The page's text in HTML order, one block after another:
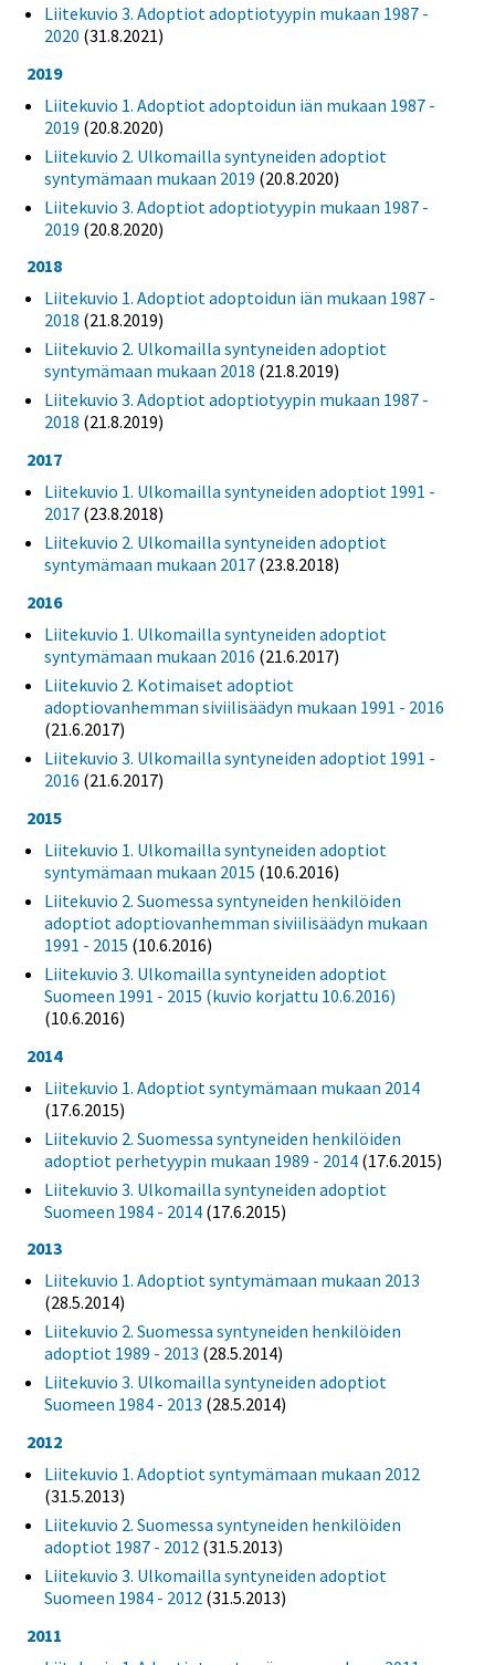
Liitekuvio 3. Adoptiot adoptiotyypin mukaan 1987 -
2020 (31.8.2021)
2019
Liitekuvio 1. Adoptiot adoptoidun iän mukaan 1987 -
2019 (20.8.2020)
Liitekuvio 2. Ulkomailla syntyneiden adoptiot
syntymämaan mukaan 2019 (20.8.2020)
Liitekuvio 3. Adoptiot adoptiotyypin mukaan 1987 -
2019 (20.8.2020)
2018
Liitekuvio 1. Adoptiot adoptoidun iän mukaan 1987 -
2018 (21.8.2019)
Liitekuvio 2. Ulkomailla syntyneiden adoptiot
syntymämaan mukaan 2018 (21.8.2019)
Liitekuvio 3. Adoptiot adoptiotyypin mukaan 1987 -
2018 (21.8.2019)
2017
Liitekuvio 1. Ulkomailla syntyneiden adoptiot 1991 -
2017 (23.8.2018)
Liitekuvio 2. Ulkomailla syntyneiden adoptiot
syntymämaan mukaan 2017 (23.8.2018)
2016
Liitekuvio 1. Ulkomailla syntyneiden adoptiot
syntymämaan mukaan 2016 (21.6.2017)
Liitekuvio 2. Kotimaiset adoptiot
adoptiovanhemman siviilisäädyn mukaan 1991 - 2016
(21.6.2017)
Liitekuvio 3. Ulkomailla syntyneiden adoptiot 1991 -
2016 (21.6.2017)
2015
Liitekuvio 1. Ulkomailla syntyneiden adoptiot
syntymämaan mukaan 2015 (10.6.2016)
Liitekuvio 2. Suomessa syntyneiden henkilöiden
adoptiot adoptiovanhemman siviilisäädyn mukaan
1991 - 2015 (10.6.2016)
Liitekuvio 3. Ulkomailla syntyneiden adoptiot
Suomeen 1991 - 2015 (kuvio korjattu 10.6.2016)
(10.6.2016)
2014
Liitekuvio 1. Adoptiot syntymämaan mukaan 2014
(17.6.2015)
Liitekuvio 2. Suomessa syntyneiden henkilöiden
adoptiot perhetyypin mukaan 1989 - 2014 (17.6.2015)
Liitekuvio 3. Ulkomailla syntyneiden adoptiot
Suomeen 1984 - 2014 (17.6.2015)
2013
Liitekuvio 1. Adoptiot syntymämaan mukaan 2013
(28.5.2014)
Liitekuvio 2. Suomessa syntyneiden henkilöiden
adoptiot 1989 - 2013 (28.5.2014)
Liitekuvio 3. Ulkomailla syntyneiden adoptiot
Suomeen 1984 - 2013 (28.5.2014)
2012
Liitekuvio 1. Adoptiot syntymämaan mukaan 2012
(31.5.2013)
Liitekuvio 2. Suomessa syntyneiden henkilöiden
adoptiot 1987 - 2012 (31.5.2013)
Liitekuvio 3. Ulkomailla syntyneiden adoptiot
Suomeen 1984 - 2012 (31.5.2013)
2011